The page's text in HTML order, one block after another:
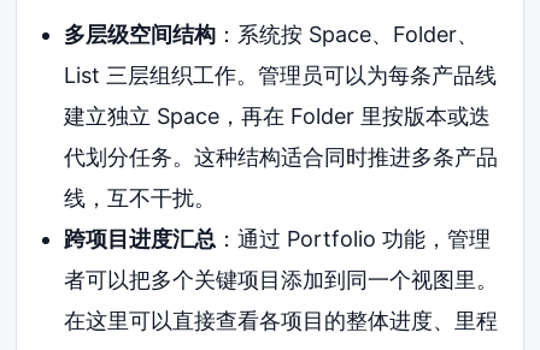
多层级空间结构：系统按 Space、Folder、
List 三层组织工作。管理员可以为每条产品线
建立独立 Space，再在 Folder 里按版本或迭
代划分任务。这种结构适合同时推进多条产品
线，互不干扰。
跨项目进度汇总：通过 Portfolio 功能，管理
者可以把多个关键项目添加到同一个视图里。
在这里可以直接查看各项目的整体进度、里程